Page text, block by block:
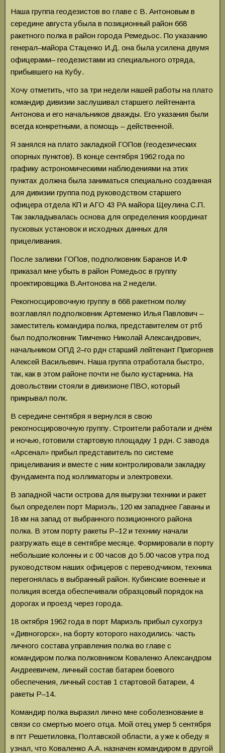
Наша группа геодезистов во главе с В. Антоновым в
середине августа убыла в позиционный район 668
ракетного полка в район города Ремедьос. По указанию
генерал–майора Стаценко И.Д. она была усилена двумя
офицерами– геодезистами из специального отряда,
прибывшего на Кубу.
Хочу отметить, что за три недели нашей работы на плато
командир дивизии заслушивал старшего лейтенанта
Антонова и его начальников дважды. Его указания были
всегда конкретными, а помощь – действенной.
Я занялся на плато закладкой ГОПов (геодезических
опорных пунктов). В конце сентября 1962 года по
графику астрономическими наблюдениями на этих
пунктах должна была заниматься специально созданная
для дивизии группа под руководством старшего
офицера отдела КП и АГО 43 РА майора Щеулина С.П.
Так закладывалась основа для определения координат
пусковых установок и исходных данных для
прицеливания.
После заливки ГОПов, подполковник Баранов И.Ф
приказал мне убыть в район Ромедьос в группу
проектировщика В.Антонова на 2 недели.
Рекогносцировочную группу в 668 ракетном полку
возглавлял подполковник Артеменко Илья Павлович –
заместитель командира полка, представителем от ртб
был подполковник Тимченко Николай Александрович,
начальником ОПД 2–го рдн старший лейтенант Пригорнев
Алексей Васильевич. Наша группа отработала быстро,
так, как в этом районе почти не было кустарника. На
довольствии стояли в дивизионе ПВО, который
прикрывал полк.
В середине сентября я вернулся в свою
рекогносцировочную группу. Строители работали и днём
и ночью, готовили стартовую площадку 1 рдн. С завода
«Арсенал» прибыл представитель по системе
прицеливания и вместе с ним контролировали закладку
фундамента под коллиматоры и электровехи.
В западной части острова для выгрузки техники и ракет
был определен порт Мариэль, 120 км западнее Гаваны и
18 км на запад от выбранного позиционного района
полка. В этом порту ракеты Р–12 и технику начали
разгружать еще в сентябре месяце. Формировали в порту
небольшие колонны и с 00 часов до 5.00 часов утра под
руководством наших офицеров с переводчиком, техника
перегонялась в выбранный район. Кубинские военные и
полиция всегда обеспечивали образцовый порядок на
дорогах и проезд через города.
18 октября 1962 года в порт Мариэль прибыл сухогруз
«Дивногорск», на борту которого находились: часть
личного состава управления полка во главе с
командиром полка полковником Коваленко Александром
Андреевичем, личный состав батареи боевого
обеспечения, личный состав 1 стартовой батареи, 4
ракеты Р–14.
Командир полка выразил лично мне соболезнование в
связи со смертью моего отца. Мой отец умер 5 сентября
в пгт Решетиловка, Полтавской области, а уже к обеду я
узнал, что Коваленко А.А. назначен командиром в другой